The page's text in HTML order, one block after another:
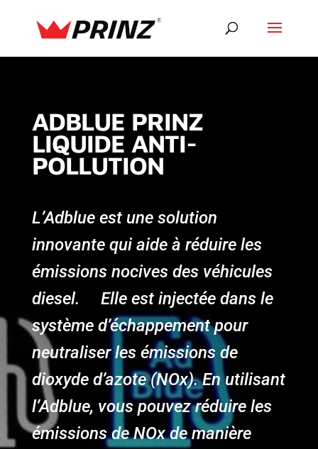
ADBLUE PRINZ
LIQUIDE ANTI-
POLLUTION
L’Adblue est une solution
innovante qui aide à réduire les
émissions nocives des véhicules
diesel.
Elle est injectée dans le
système d’échappement pour
neutraliser les émissions de
dioxyde d’azote (NOx).En utilisant
l’Adblue, vous pouvez réduire les
émissions de NOx de manière